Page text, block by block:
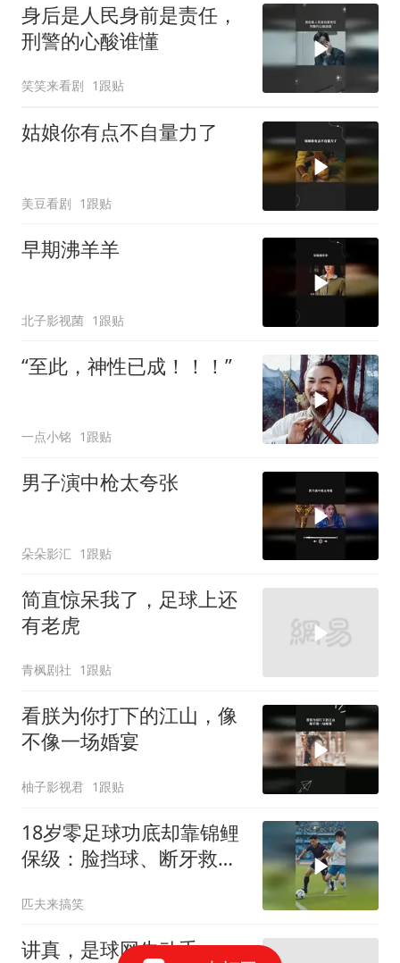
身后是人民身前是责任，
刑警的心酸谁懂
笑笑来看剧 1跟贴
姑娘你有点不自量力了
美豆看剧 1跟贴
早期沸羊羊
北子影视菌 1跟贴
“至此，神性已成！！！”
一点小铭 1跟贴
男子演中枪太夸张
朵朵影汇 1跟贴
简直惊呆我了，足球上还
有老虎
青枫剧社 1跟贴
看朕为你打下的江山，像
不像一场婚宴
柚子影视君 1跟贴
18岁零足球功底却靠锦鲤
保级：脸挡球、断牙救
匹夫来搞笑
讲真，是球网先动手